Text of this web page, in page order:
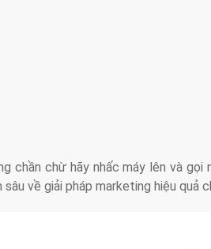
chần chừ hãy nhấc máy lên và
về giải pháp marketing hiệu quả